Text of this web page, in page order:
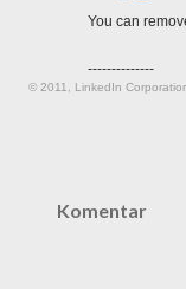
You can
--------------
© 2011, LinkedIn
Komentar